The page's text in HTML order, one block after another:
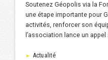
Soutenez Géopolis via la
une étape importante pour
activités, renforcer son
l’association lance un appel
► Actualité